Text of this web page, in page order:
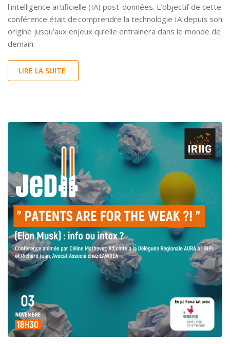
l'intelligence artificielle (IA) post-données. L’objectif de cette
conférence était de comprendre la technologie IA depuis son
origine jusqu’aux enjeux qu’elle entrainera dans le monde de
demain.
LIRE LA SUITE